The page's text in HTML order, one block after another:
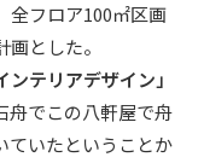
全フロア100㎡区画
とした。
テリアデザイン」
舟でこの八軒屋で舟
ていたということか